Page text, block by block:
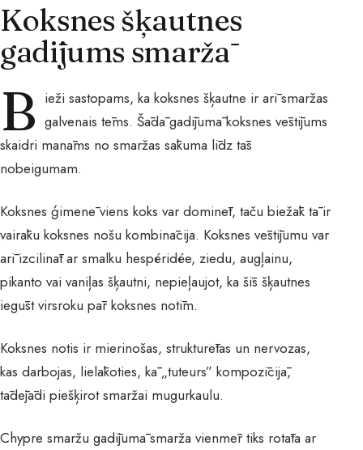
Koksnes šķautnes
gadījums smaržā
B ieži sastopams, ka koksnes šķautne ir arī smaržas
galvenais tēms. Šādā gadījumā koksnes vēstījums
skaidri manāms no smaržas sākuma līdz tās
nobeigumam.
Koksnes ģimenē viens koks var dominēt, taču biežāk tā ir
vairāku koksnes nošu kombinācija. Koksnes vēstījumu var
arī izcilināt ar smalku hespéridée, ziedu, augļainu,
pikanto vai vaniļas šķautni, nepieļaujot, ka šīs šķautnes
iegūst virsroku pār koksnes notīm.
Koksnes notis ir mierinošas, strukturētas un nervozas,
kas darbojas, lielākoties, kā „tuteurs” kompozīcijā,
tādējādi piešķirot smaržai mugurkaulu.
Chypre smaržu gadījumā smarža vienmēr tiks rotāta ar